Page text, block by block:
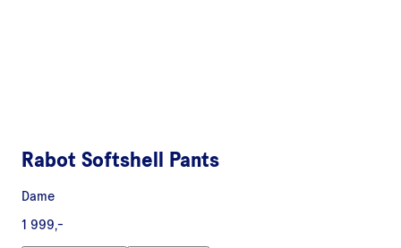
Rabot Softshell Pants
Dame
1 999,-